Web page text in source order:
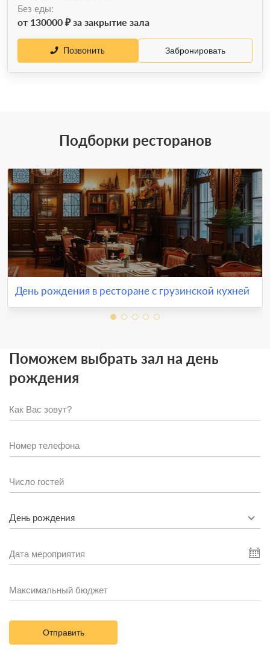
Без еды:
от 130000 ₽ за закрытие зала
Позвонить Забронировать
Подборки ресторанов
День рождения в ресторане с грузинской кухней
Поможем выбрать зал на день
рождения
День рождения
Отправить